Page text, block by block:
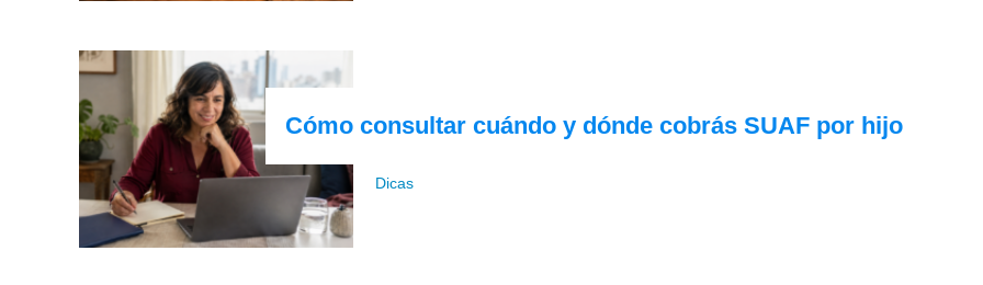
Cómo consultar cuándo y dónde cobrás SUAF por hijo
Dicas